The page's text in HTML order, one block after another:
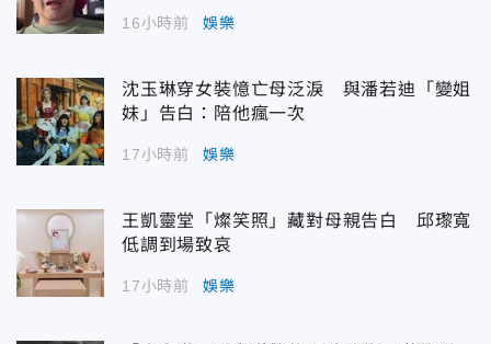
16小時前 娛樂
沈玉琳穿女裝憶亡母泛淚 與潘若迪「變姐
妹」告白：陪他瘋一次
17小時前 娛樂
王凱靈堂「燦笑照」藏對母親告白 邱瓈寬
低調到場致哀
17小時前 娛樂